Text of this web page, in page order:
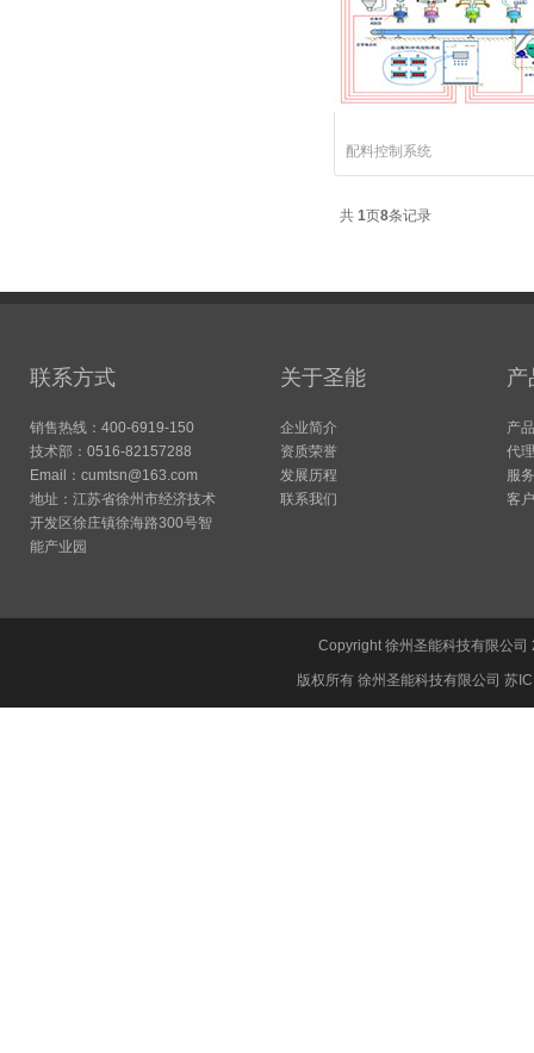
配料控制系统
共 1页8条记录
联系方式
销售热线：400-6919-150
技术部：0516-82157288
Email：cumtsn@163.com
地址：江苏省徐州市经济技术
开发区徐庄镇徐海路300号智
能产业园
关于圣能
企业简介
资质荣誉
发展历程
联系我们
产
产
代
服
客
Copyright 徐州圣能科技有限公
版权所有 徐州圣能科技有限公司 苏